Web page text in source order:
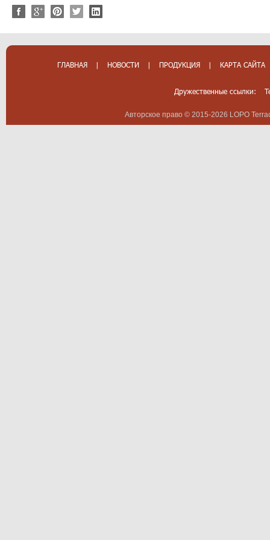
ГЛАВНАЯ | НОВОСТИ | ПРОДУКЦИЯ | КАРТА САЙТА
Дружественные ссылки:
Авторское право © 2015-2026 LOPO